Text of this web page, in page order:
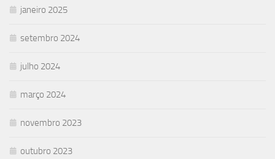
janeiro 2025
setembro 2024
julho 2024
março 2024
novembro 2023
outubro 2023